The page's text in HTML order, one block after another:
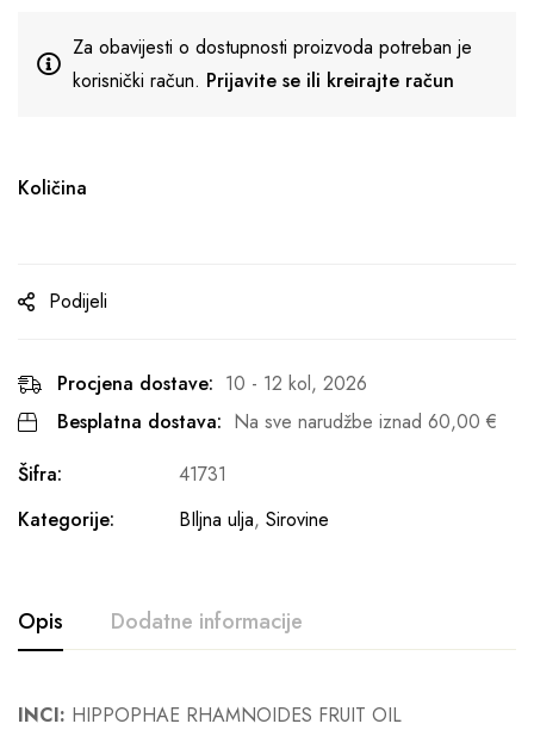
Za obavijesti o dostupnosti proizvoda potreban je
korisnički račun. Prijavite se ili kreirajte račun
Količina
Podijeli
Procjena dostave: 10 - 12 kol, 2026
Besplatna dostava: Na sve narudžbe iznad 60,00 €
Šifra:
41731
Kategorije:
BIljna ulja, Sirovine
Opis Dodatne informacije
INCI: HIPPOPHAE RHAMNOIDES FRUIT OIL